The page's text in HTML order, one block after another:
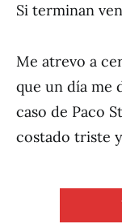
Si terminan
Me atrevo a
que un día me
caso de Paco
costado triste